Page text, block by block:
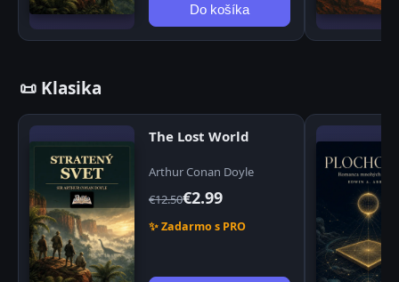
Do košíka
📜 Klasika
The Lost World
Arthur Conan Doyle
€12.50€2.99
✨ Zadarmo s PRO